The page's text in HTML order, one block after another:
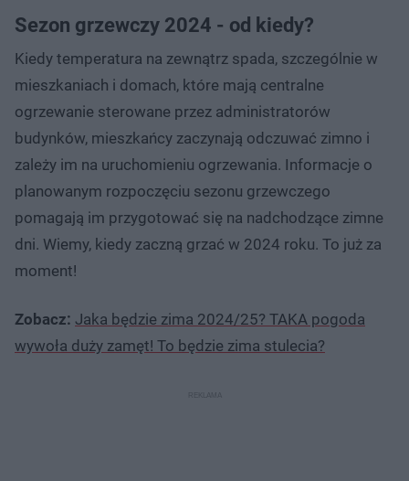
Sezon grzewczy 2024 - od kiedy?
Kiedy temperatura na zewnątrz spada, szczególnie w
mieszkaniach i domach, które mają centralne
ogrzewanie sterowane przez administratorów
budynków, mieszkańcy zaczynają odczuwać zimno i
zależy im na uruchomieniu ogrzewania. Informacje o
planowanym rozpoczęciu sezonu grzewczego
pomagają im przygotować się na nadchodzące zimne
dni. Wiemy, kiedy zaczną grzać w 2024 roku. To już za
moment!
Zobacz: Jaka będzie zima 2024/25? TAKA pogoda
wywoła duży zamęt! To będzie zima stulecia?